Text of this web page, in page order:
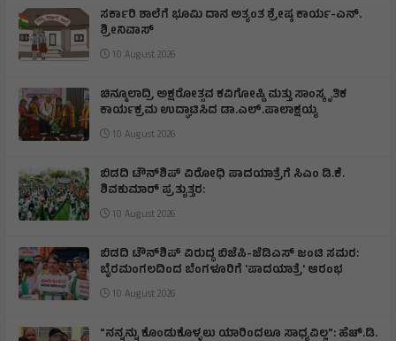
ಸರ್ಕಾರಿ ಶಾಲೆಗೆ ಭೂಮಿ ದಾನ ಅತ್ಯಂತ ಶ್ರೇಷ್ಠ ಕಾರ್ಯ-ಎನ್.
ಶ್ರೀನಿವಾಸ್
10 August 2026
ಚಿನ್ಮೂಲಾದ್ರಿ ಅಕ್ಷರೋತ್ಸವ ಕವಿಗೋಷ್ಟಿ ಮತ್ತು ಸಾಂಸ್ಕೃತಿಕ
ಕಾರ್ಯಕ್ರಮ ಉದ್ಘಾಟಿಸಿದ ಡಾ.ಎಲ್.ಪಾಲಾಕ್ಷಯ್ಯ
10 August 2026
ಬಿಡದಿ ಟೌನ್‌ಶಿಪ್ ವಿರೋಧಿ ಪಾದಯಾತ್ರೆಗೆ ಸಿಎಂ ಡಿ.ಕೆ.
ಶಿವಕುಮಾರ್ ಪ್ರತ್ಯುತ್ತರ:
10 August 2026
ಬಿಡದಿ ಟೌನ್‌ಶಿಪ್ ವಿರುದ್ಧ ಬಿಜೆಪಿ-ಜೆಡಿಎಸ್ ಜಂಟಿ ಸಮರ:
ಬೈರಮಂಗಲದಿಂದ ಬೆಂಗಳೂರಿಗೆ 'ಪಾದಯಾತ್ರೆ' ಆರಂಭ
10 August 2026
"ನನ್ನನ್ನು ಕೊಂಡುಕೊಳ್ಳಲು ಯಾರಿಂದಲೂ ಸಾಧ್ಯವಿಲ್ಲ": ಹೆಚ್.ಡಿ.